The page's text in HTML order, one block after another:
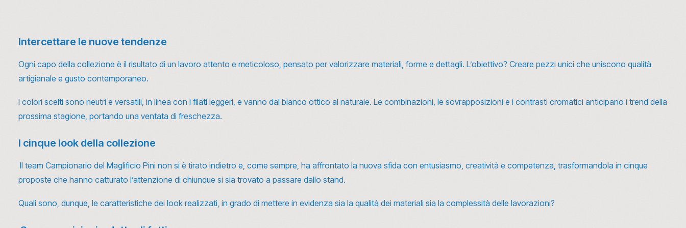
Intercettare le nuove tendenze
Ogni capo della collezione è il risultato di un lavoro attento e meticoloso, pensato per valorizzare materiali, forme e dettagli. L’obiettivo? Creare pezzi unici che uniscono qualità
artigianale e gusto contemporaneo.
I colori scelti sono neutri e versatili, in linea con i filati leggeri, e vanno dal bianco ottico al naturale. Le combinazioni, le sovrapposizioni e i contrasti cromatici anticipano i trend della
prossima stagione, portando una ventata di freschezza.
I cinque look della collezione
Il team Campionario del Maglificio Pini non si è tirato indietro e, come sempre, ha affrontato la nuova sfida con entusiasmo, creatività e competenza, trasformandola in cinque
proposte che hanno catturato l’attenzione di chiunque si sia trovato a passare dallo stand.
Quali sono, dunque, le caratteristiche dei look realizzati, in grado di mettere in evidenza sia la qualità dei materiali sia la complessità delle lavorazioni?